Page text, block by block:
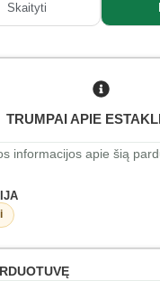
Skaityti
TRUMPAI APIE
informacijos apie šią